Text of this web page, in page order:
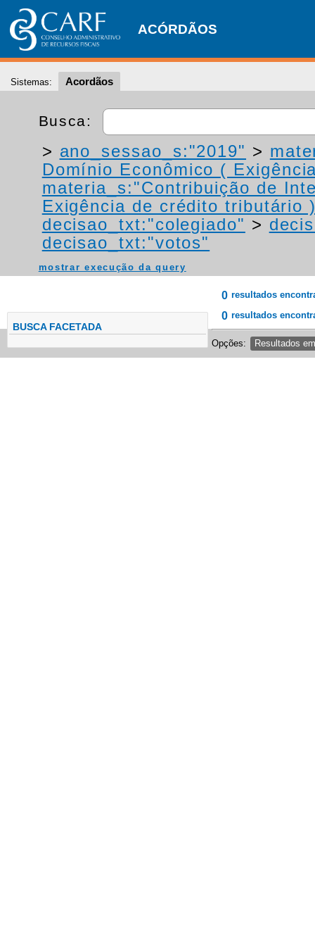
ACÓRDÃOS
Sistemas: Acordãos
Busca:
> ano_sessao_s:"2019" >
Domínio Econômico (
materia_s:"Contribuição de
Exigência de crédito tributário
decisao_txt:"colegiado" >
decisao_txt:"votos"
mostrar execução da query
BUSCA FACETADA
0 resultados
0 resultados
Opções: Resultados